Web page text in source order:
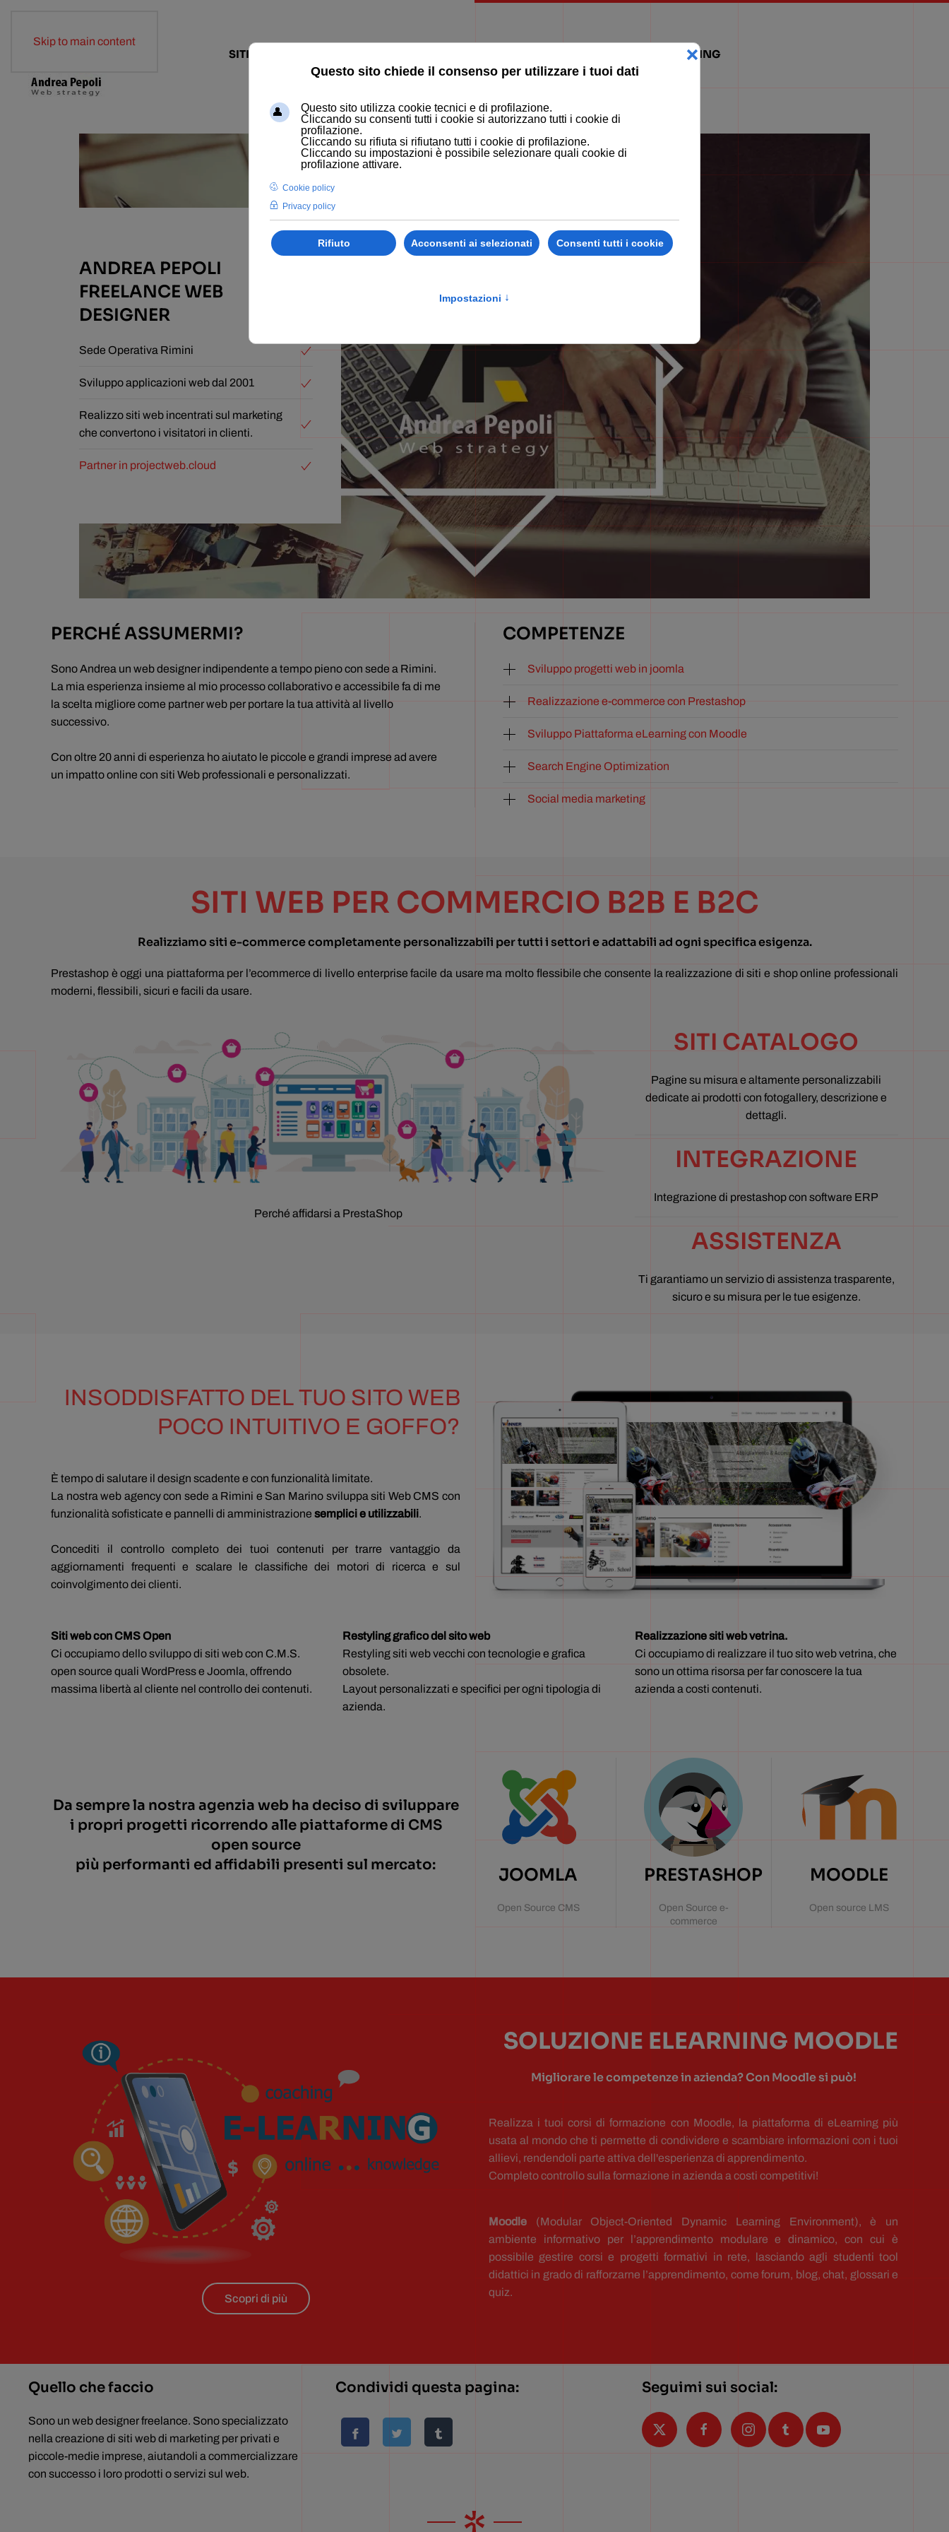
Skip to main content
SITI WEB WEBMARKETING
ANDREA PEPOLI
FREELANCE WEB
DESIGNER
Sede Operativa Rimini
Sviluppo applicazioni web dal 2001
Realizzo siti web incentrati sul marketing
che convertono i visitatori in clienti.
Partner in projectweb.cloud
PERCHÉ ASSUMERMI?
Sono Andrea un web designer indipendente a tempo pieno con sede a Rimini.
La mia esperienza insieme al mio processo collaborativo e accessibile fa di me
la scelta migliore come partner web per portare la tua attività al livello
successivo.
Con oltre 20 anni di esperienza ho aiutato le piccole e grandi imprese ad avere
un impatto online con siti Web professionali e personalizzati.
COMPETENZE
Sviluppo progetti web in joomla
Realizzazione e-commerce con Prestashop
Sviluppo Piattaforma eLearning con Moodle
Search Engine Optimization
Social media marketing
SITI WEB PER COMMERCIO B2B E B2C
Realizziamo siti e-commerce completamente personalizzabili per tutti i settori e adattabili ad ogni specifica esigenza.
Prestashop è oggi una piattaforma per l’ecommerce di livello enterprise facile da usare ma molto flessibile che consente la realizzazione di siti e shop online professionali
moderni, flessibili, sicuri e facili da usare.
Perché affidarsi a PrestaShop
SITI CATALOGO
Pagine su misura e altamente personalizzabili
dedicate ai prodotti con fotogallery, descrizione e
dettagli.
INTEGRAZIONE
Integrazione di prestashop con software ERP
ASSISTENZA
Ti garantiamo un servizio di assistenza trasparente,
sicuro e su misura per le tue esigenze.
INSODDISFATTO DEL TUO SITO WEB
POCO INTUITIVO E GOFFO?
È tempo di salutare il design scadente e con funzionalità limitate.
La nostra web agency con sede a Rimini e San Marino sviluppa siti Web CMS con
funzionalità sofisticate e pannelli di amministrazione semplici e utilizzabili.
Concediti il controllo completo dei tuoi contenuti per trarre vantaggio da
aggiornamenti frequenti e scalare le classifiche dei motori di ricerca e sul
coinvolgimento dei clienti.
Siti web con CMS Open
Ci occupiamo dello sviluppo di siti web con C.M.S.
open source quali WordPress e Joomla, offrendo
massima libertà al cliente nel controllo dei contenuti.
Restyling grafico del sito web
Restyling siti web vecchi con tecnologie e grafica
obsolete.
Layout personalizzati e specifici per ogni tipologia di
azienda.
Realizzazione siti web vetrina.
Ci occupiamo di realizzare il tuo sito web vetrina, che
sono un ottima risorsa per far conoscere la tua
azienda a costi contenuti.
Da sempre la nostra agenzia web ha deciso di sviluppare
i propri progetti ricorrendo alle piattaforme di CMS
open source
più performanti ed affidabili presenti sul mercato:
JOOMLA
Open Source CMS
PRESTASHOP
Open Source e-
commerce
MOODLE
Open source LMS
Scopri di più
SOLUZIONE ELEARNING MOODLE
Migliorare le competenze in azienda? Con Moodle si può!
Realizza i tuoi corsi di formazione con Moodle, la piattaforma di eLearning più
usata al mondo che ti permette di condividere e scambiare informazioni con i tuoi
allievi, rendendoli parte attiva dell'esperienza di apprendimento.
Completo controllo sulla formazione in azienda a costi competitivi!
Moodle (Modular Object-Oriented Dynamic Learning Environment), è un
ambiente informativo per l’apprendimento modulare e dinamico, con cui è
possibile gestire corsi e progetti formativi in rete, lasciando agli studenti tool
didattici in grado di rafforzarne l’apprendimento, come forum, blog, chat, glossari e
quiz.
Quello che faccio
Sono un web designer freelance. Sono specializzato
nella creazione di siti web di marketing per privati e
piccole-medie imprese, aiutandoli a commercializzare
con successo i loro prodotti o servizi sul web.
Condividi questa pagina: Seguimi sui social: